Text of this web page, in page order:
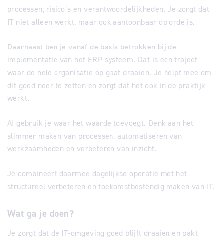
processen, risico’s en verantwoordelijkheden. Je zorgt dat
IT niet alleen werkt, maar ook aantoonbaar op orde is.
Daarnaast ben je vanaf de basis betrokken bij de
implementatie van het ERP-systeem. Dat is een traject
waar de hele organisatie op gaat draaien. Je helpt mee om
dit goed neer te zetten en zorgt dat het ook in de praktijk
werkt.
AI gebruik je waar het waarde toevoegt. Denk aan het
slimmer maken van processen, automatiseren van
werkzaamheden en verbeteren van inzicht.
Je combineert daarmee dagelijkse operatie met het
structureel verbeteren en toekomstbestendig maken van IT.
Wat ga je doen?
Je zorgt dat de IT-omgeving goed blijft draaien en pakt